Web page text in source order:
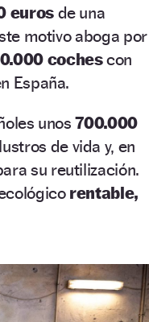
eurosde una
motivo aboga por
cochescon
España.
unos700.000
de vida y, en
su reutilización.
rentable,